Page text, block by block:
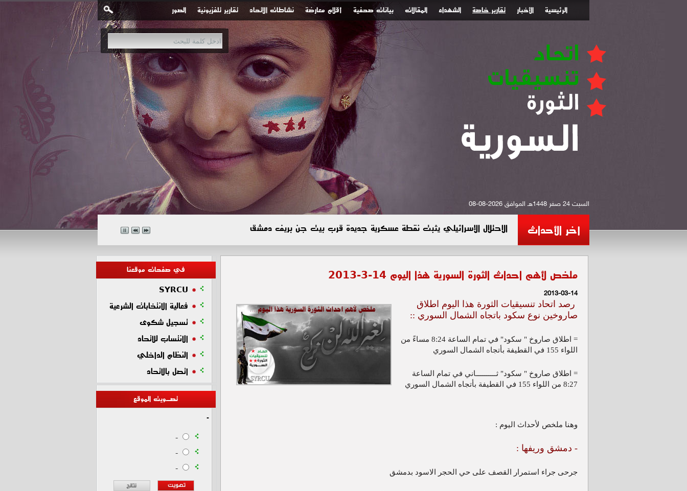
الرئيسية الأخبار تقارير خاصة الشهداء المقالات بيانات صحفية أقلام معارضة نشاطات الاتحاد تقارير تلفزيونية الصور
السبت 24 صفر 1448هـ الموافق 2026-08-08
آخر الأحداث الاحتلال الإسرائيلي يثبت نقطة عسكرية جديدة قرب بيت جن بريف دمشق
ملخص لأهم احداث الثورة السورية هذا اليوم 14-3-2013
2013-03-14
رصد اتحاد تنسيقيات الثورة هذا اليوم اطلاق
صاروخين نوع سكود باتجاه الشمال السوري ::
= اطلاق صاروخ " سكود" في تمام الساعة 8:24 مساءً من
اللواء 155 في القطيفة بأتجاه الشمال السوري
= اطلاق صاروخ " سكود" ثــــــــــاني في تمام الساعة
8:27 من اللواء 155 في القطيفة بأتجاه الشمال السوري
وهنا ملخص لأحداث اليوم :
- دمشق وريفها :
جرحى جراء استمرار القصف على حي الحجر الاسود بدمشق
في صفحات موقعنا
SYRCU
فعالية الانتخابات الشرعية
تسجيل شكوى
الانتساب للاتحاد
النظام الداخلي
اتصل بالاتحاد
تصـويت الموقع
-
-
-
-